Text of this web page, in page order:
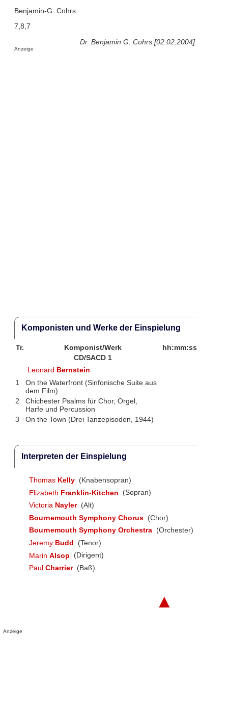
Benjamin-G. Cohrs
7,8,7
Dr. Benjamin G. Cohrs [02.02.2004]
Anzeige
Komponisten und Werke der Einspielung
Tr. Komponist/Werk
hh:mm:ss
CD/SACD 1
Leonard Bernstein
1
On the Waterfront (Sinfonische Suite aus
dem Film)
2
Chichester Psalms für Chor, Orgel,
Harfe und Percussion
3
On the Town (Drei Tanzepisoden, 1944)
Interpreten der Einspielung
Thomas Kelly (Knabensopran)
Elizabeth Franklin-Kitchen
(Sopran)
Victoria Nayler (Alt)
Bournemouth Symphony Chorus (Chor)
Bournemouth Symphony Orchestra (Orchester)
Jeremy Budd
(Tenor)
Marin Alsop
(Dirigent)
Paul Charrier (Baß)
▲
Anzeige